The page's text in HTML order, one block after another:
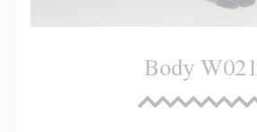
Body W021